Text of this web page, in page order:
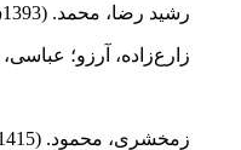
رشید رضا، محمد. (1393ق).
زارع‌زاده، آرزو؛ عباسی، بابک؛ و دارابی، علیرضا.
زمخشری، محمود. (1415ق).